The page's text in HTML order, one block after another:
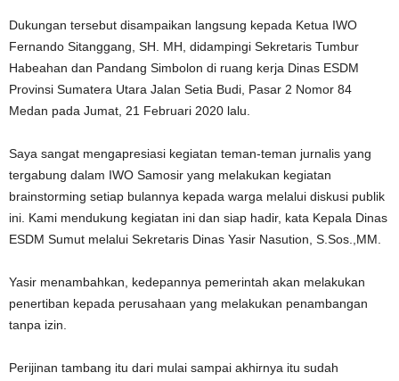
Dukungan tersebut disampaikan langsung kepada Ketua IWO
Fernando Sitanggang, SH. MH, didampingi Sekretaris Tumbur
Habeahan dan Pandang Simbolon di ruang kerja Dinas ESDM
Provinsi Sumatera Utara Jalan Setia Budi, Pasar 2 Nomor 84
Medan pada Jumat, 21 Februari 2020 lalu.
Saya sangat mengapresiasi kegiatan teman-teman jurnalis yang
tergabung dalam IWO Samosir yang melakukan kegiatan
brainstorming setiap bulannya kepada warga melalui diskusi publik
ini. Kami mendukung kegiatan ini dan siap hadir, kata Kepala Dinas
ESDM Sumut melalui Sekretaris Dinas Yasir Nasution, S.Sos.,MM.
Yasir menambahkan, kedepannya pemerintah akan melakukan
penertiban kepada perusahaan yang melakukan penambangan
tanpa izin.
Perijinan tambang itu dari mulai sampai akhirnya itu sudah